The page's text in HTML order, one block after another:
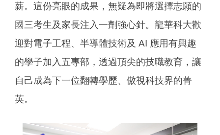
薪。這份亮眼的成果，無疑為即將選擇志願的
國三考生及家長注入一劑強心針。龍華科大歡
迎對電子工程、半導體技術及 AI 應用有興趣
的學子加入五專部，透過頂尖的技職教育，讓
自己成為下一位翻轉學歷、傲視科技界的菁
英。